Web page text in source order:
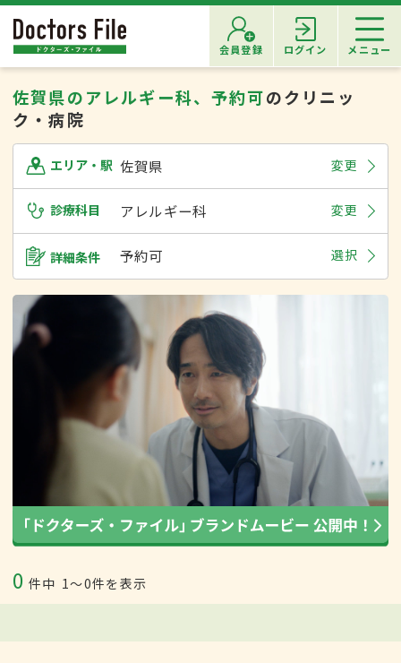
会員登録 ログイン メニュー
佐賀県のアレルギー科、予約可のクリニッ
ク・病院
エリア・駅 佐賀県 変更
診療科目 アレルギー科 変更
詳細条件 予約可 選択
0 件中 1〜0件を表示